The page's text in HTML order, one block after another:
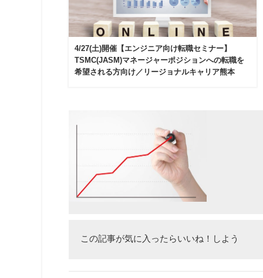
4/27(土)開催【エンジニア向け転職セミナー】
TSMC(JASM)マネージャーポジションへの転職を
希望される方向け／リージョナルキャリア熊本
この記事が気に入ったらいいね！しよう